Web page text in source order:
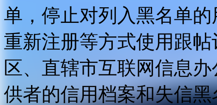
单，停止对列入黑名单
重新注册等方式使用跟
区、直辖市互联网信息
供者的信用档案和失信